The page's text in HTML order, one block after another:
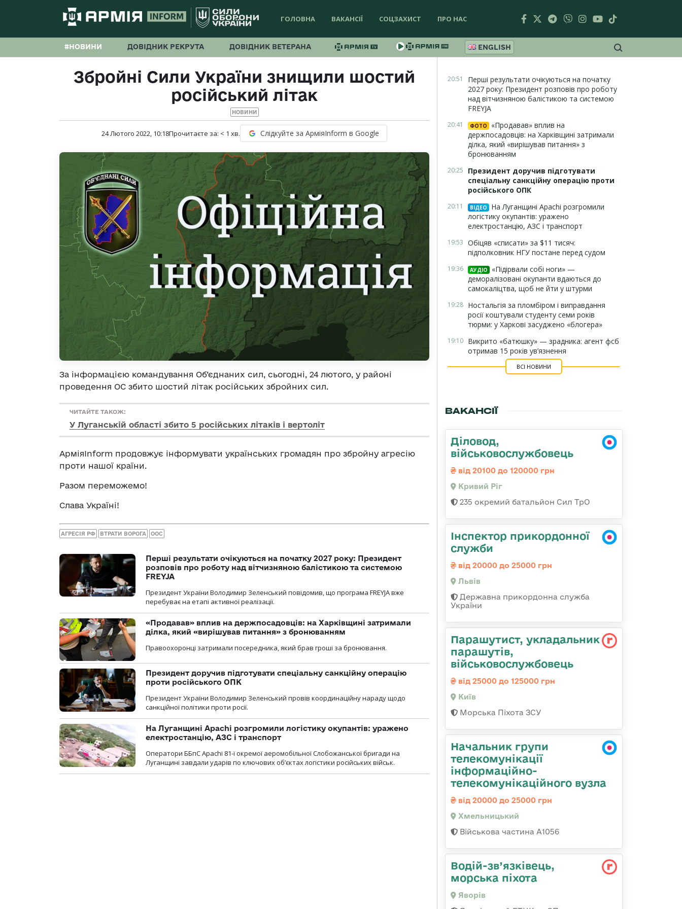
ГОЛОВНА ВАКАНСІЇ СОЦЗАХИСТ ПРО НАС
#НОВИНИ ДОВІДНИК РЕКРУТА ДОВІДНИК ВЕТЕРАНА ENGLISH
Збройні Сили України знищили шостий
російський літак
НОВИНИ
24 Лютого 2022, 10:18Прочитаєте за: < 1 хв. Слідкуйте за АрміяInform в Google
За інформацією командування Об’єднаних сил, сьогодні, 24 лютого, у районі
проведення ОС збито шостий літак російських збройних сил.
ЧИТАЙТЕ ТАКОЖ:
У Луганській області збито 5 російських літаків і вертоліт
АрміяInform продовжує інформувати українських громадян про збройну агресію
проти нашої країни.
Разом переможемо!
Слава Україні!
АГРЕСІЯ РФ ВТРАТИ ВОРОГА ООС
Перші результати очікуються на початку 2027 року: Президент
розповів про роботу над вітчизняною балістикою та системою
FREYJA
Президент України Володимир Зеленський повідомив, що програма FREYJA вже
перебуває на етапі активної реалізації.
«Продавав» вплив на держпосадовців: на Харківщині затримали
ділка, який «вирішував питання» з бронюванням
Правоохоронці затримали посередника, який брав гроші за бронювання.
Президент доручив підготувати спеціальну санкційну операцію
проти російського ОПК
Президент України Володимир Зеленський провів координаційну нараду щодо
санкційної політики проти росії.
На Луганщині Apachi розгромили логістику окупантів: уражено
електростанцію, АЗС і транспорт
Оператори ББпС Apachi 81-ї окремої аеромобільної Слобожанської бригади на
Луганщині завдали ударів по ключових об’єктах логістики російських військ.
20:51
Перші результати очікуються на початку
2027 року: Президент розповів про роботу
над вітчизняною балістикою та системою
FREYJA
20:41 ФОТО
«Продавав» вплив на
держпосадовців: на Харківщині затримали
ділка, який «вирішував питання» з
бронюванням
20:25
Президент доручив підготувати
спеціальну санкційну операцію проти
російського ОПК
20:11 ВІДЕО
На Луганщині Apachi розгромили
логістику окупантів: уражено
електростанцію, АЗС і транспорт
19:53 Обіцяв «списати» за $11 тисяч:
підполковник НГУ постане перед судом
19:36 АУДІО
«Підірвали собі ноги» —
деморалізовані окупанти вдаються до
самокаліцтва, щоб не йти у штурми
19:28 Ностальгія за пломбіром і виправдання
росії коштували студенту семи років
тюрми: у Харкові засуджено «блогера»
19:10 Викрито «батюшку» — зрадника: агент фсб
отримав 15 років ув’язнення
ВСІ НОВИНИ
ВАКАНСІЇ
Діловод,
військовослужбовець
від 20100 до 120000 грн
Кривий Ріг
235 окремий батальйон Сил ТрО
Інспектор прикордонної
служби
від 20000 до 25000 грн
Львів
Державна прикордонна служба
України
Парашутист, укладальник
парашутів,
військовослужбовець
від 25000 до 125000 грн
Київ
Морська Піхота ЗСУ
Начальник групи
телекомунікації
інформаційно-
телекомунікаційного вузла
від 20000 до 25000 грн
Хмельницький
Військова частина А1056
Водій-зв’язківець,
морська піхота
Яворів